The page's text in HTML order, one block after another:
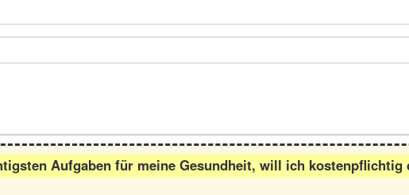
Aufgaben für meine Gesundheit, will ich kostenpflichtig